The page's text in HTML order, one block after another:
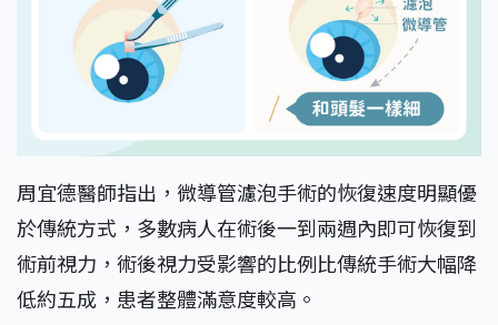
周宜德醫師指出，微導管濾泡手術的恢復速度明顯優
於傳統方式，多數病人在術後一到兩週內即可恢復到
術前視力，術後視力受影響的比例比傳統手術大幅降
低約五成，患者整體滿意度較高。